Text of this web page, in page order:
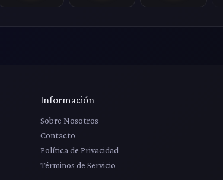
Información
Sobre Nosotros
Contacto
Política de Privacidad
Términos de Servicio